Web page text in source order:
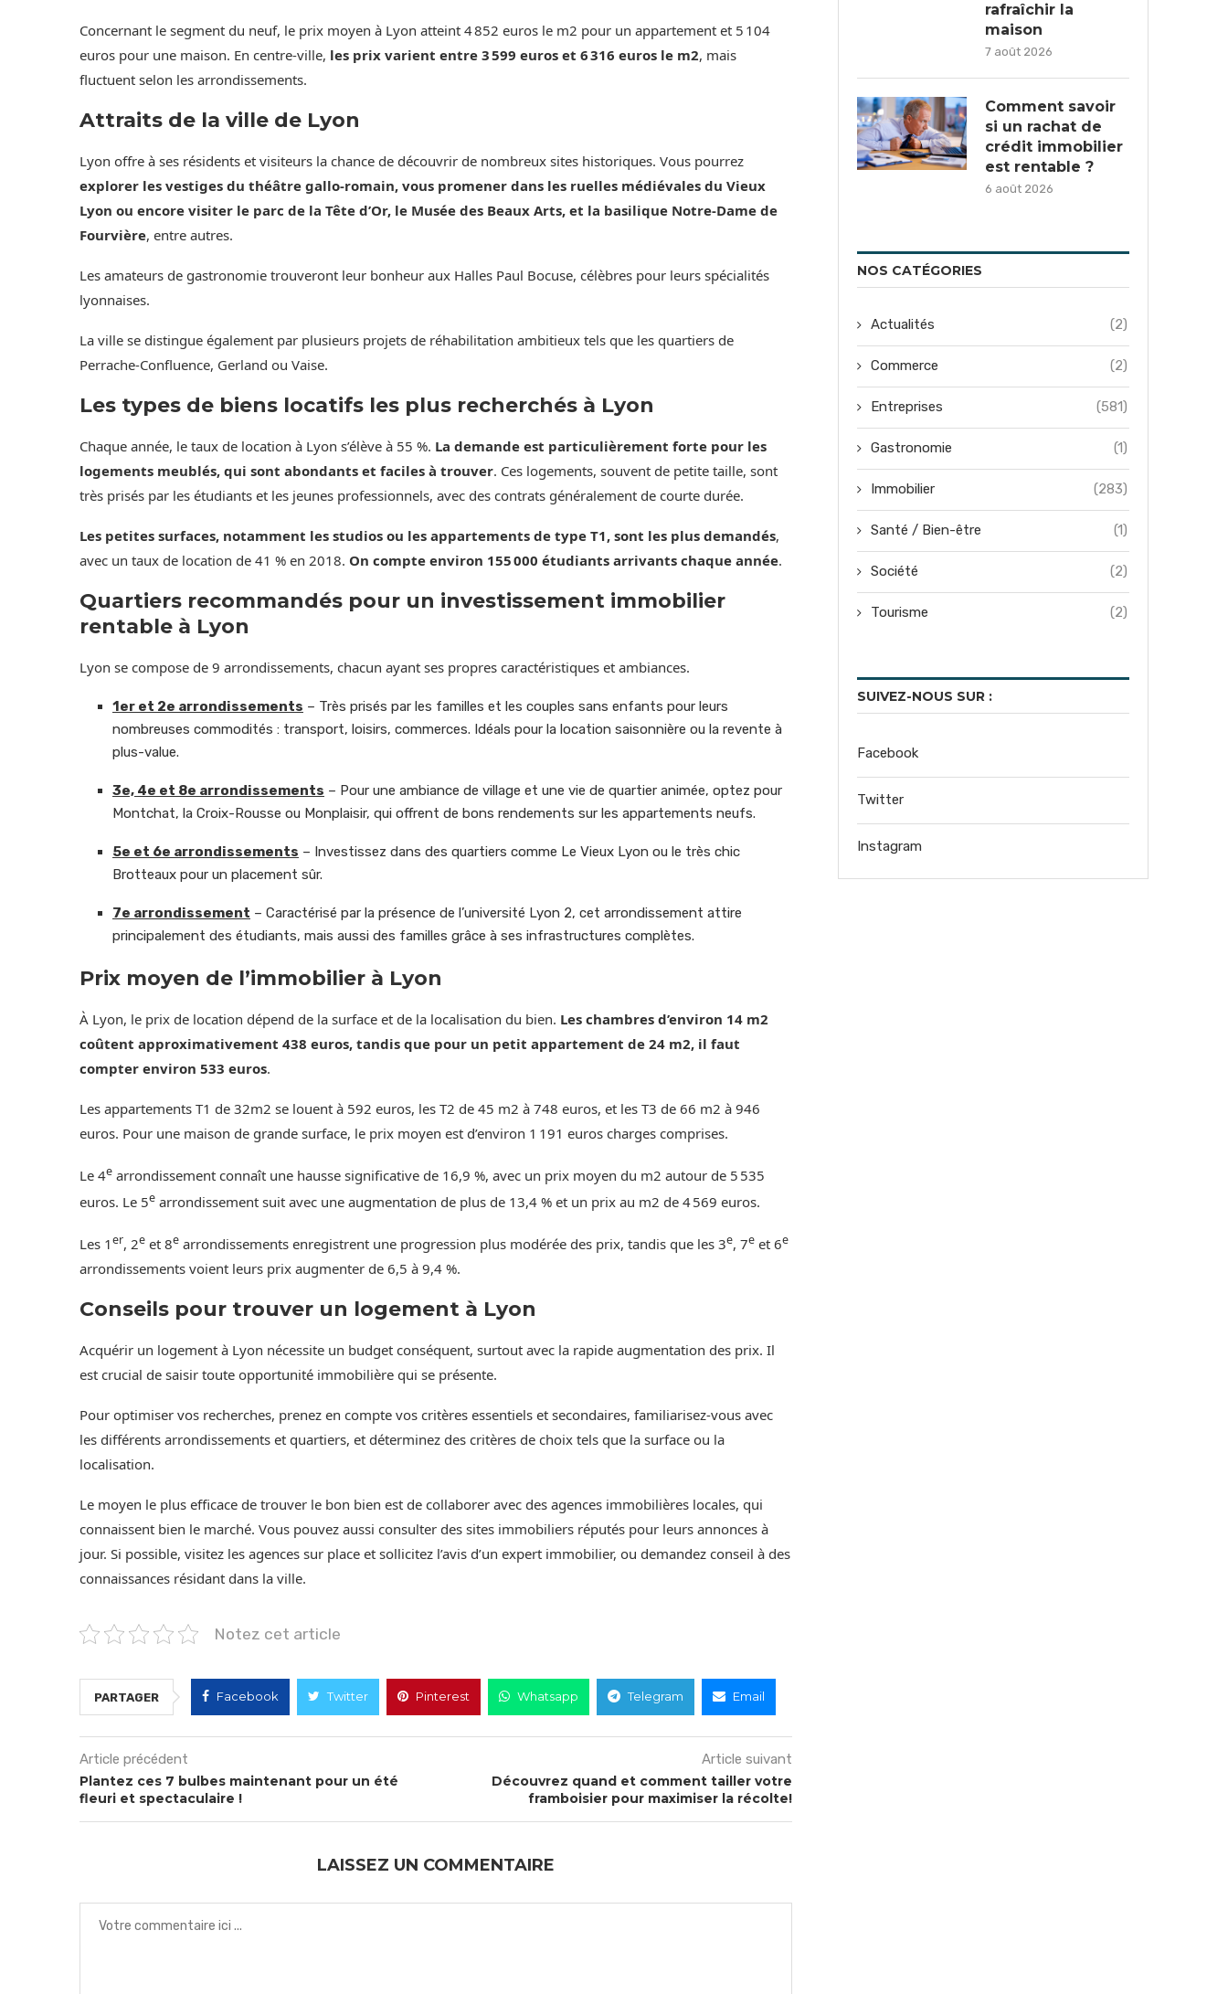
Concernant le segment du neuf, le prix moyen à Lyon atteint 4 852 euros le m2 pour un appartement et 5 104
euros pour une maison. En centre-ville, les prix varient entre 3 599 euros et 6 316 euros le m2, mais
fluctuent selon les arrondissements.
Attraits de la ville de Lyon
Lyon offre à ses résidents et visiteurs la chance de découvrir de nombreux sites historiques. Vous pourrez
explorer les vestiges du théâtre gallo-romain, vous promener dans les ruelles médiévales du Vieux
Lyon ou encore visiter le parc de la Tête d’Or, le Musée des Beaux Arts, et la basilique Notre-Dame de
Fourvière, entre autres.
Les amateurs de gastronomie trouveront leur bonheur aux Halles Paul Bocuse, célèbres pour leurs spécialités
lyonnaises.
La ville se distingue également par plusieurs projets de réhabilitation ambitieux tels que les quartiers de
Perrache-Confluence, Gerland ou Vaise.
Les types de biens locatifs les plus recherchés à Lyon
Chaque année, le taux de location à Lyon s’élève à 55 %. La demande est particulièrement forte pour les
logements meublés, qui sont abondants et faciles à trouver. Ces logements, souvent de petite taille, sont
très prisés par les étudiants et les jeunes professionnels, avec des contrats généralement de courte durée.
Les petites surfaces, notamment les studios ou les appartements de type T1, sont les plus demandés,
avec un taux de location de 41 % en 2018. On compte environ 155 000 étudiants arrivants chaque année.
Quartiers recommandés pour un investissement immobilier
rentable à Lyon
Lyon se compose de 9 arrondissements, chacun ayant ses propres caractéristiques et ambiances.
1er et 2e arrondissements – Très prisés par les familles et les couples sans enfants pour leurs
nombreuses commodités : transport, loisirs, commerces. Idéals pour la location saisonnière ou la revente à
plus-value.
3e, 4e et 8e arrondissements – Pour une ambiance de village et une vie de quartier animée, optez pour
Montchat, la Croix-Rousse ou Monplaisir, qui offrent de bons rendements sur les appartements neufs.
5e et 6e arrondissements – Investissez dans des quartiers comme Le Vieux Lyon ou le très chic
Brotteaux pour un placement sûr.
7e arrondissement – Caractérisé par la présence de l’université Lyon 2, cet arrondissement attire
principalement des étudiants, mais aussi des familles grâce à ses infrastructures complètes.
Prix moyen de l’immobilier à Lyon
À Lyon, le prix de location dépend de la surface et de la localisation du bien. Les chambres d’environ 14 m2
coûtent approximativement 438 euros, tandis que pour un petit appartement de 24 m2, il faut
compter environ 533 euros.
Les appartements T1 de 32m2 se louent à 592 euros, les T2 de 45 m2 à 748 euros, et les T3 de 66 m2 à 946
euros. Pour une maison de grande surface, le prix moyen est d’environ 1 191 euros charges comprises.
Le 4e arrondissement connaît une hausse significative de 16,9 %, avec un prix moyen du m2 autour de 5 535
euros. Le 5e arrondissement suit avec une augmentation de plus de 13,4 % et un prix au m2 de 4 569 euros.
Les 1er, 2e et 8e arrondissements enregistrent une progression plus modérée des prix, tandis que les 3e, 7e et 6e
arrondissements voient leurs prix augmenter de 6,5 à 9,4 %.
Conseils pour trouver un logement à Lyon
Acquérir un logement à Lyon nécessite un budget conséquent, surtout avec la rapide augmentation des prix. Il
est crucial de saisir toute opportunité immobilière qui se présente.
Pour optimiser vos recherches, prenez en compte vos critères essentiels et secondaires, familiarisez-vous avec
les différents arrondissements et quartiers, et déterminez des critères de choix tels que la surface ou la
localisation.
Le moyen le plus efficace de trouver le bon bien est de collaborer avec des agences immobilières locales, qui
connaissent bien le marché. Vous pouvez aussi consulter des sites immobiliers réputés pour leurs annonces à
jour. Si possible, visitez les agences sur place et sollicitez l’avis d’un expert immobilier, ou demandez conseil à des
connaissances résidant dans la ville.
Notez cet article
PARTAGER Facebook Twitter Pinterest Whatsapp Telegram Email
Article précédent
Plantez ces 7 bulbes maintenant pour un été
fleuri et spectaculaire !
Article suivant
Découvrez quand et comment tailler votre
framboisier pour maximiser la récolte!
LAISSEZ UN COMMENTAIRE
rafraîchir la
maison
7 août 2026
Comment savoir
si un rachat de
crédit immobilier
est rentable ?
6 août 2026
NOS CATÉGORIES
Actualités (2)
Commerce (2)
Entreprises (581)
Gastronomie (1)
Immobilier (283)
Santé / Bien-être (1)
Société (2)
Tourisme (2)
SUIVEZ-NOUS SUR :
Facebook
Twitter
Instagram